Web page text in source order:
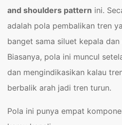
and shoulders pattern ini.
adalah pola pembalikan tren
banget sama siluet kepala dan
Biasanya, pola ini muncul
dan mengindikasikan kalau
berbalik arah jadi tren turun.
Pola ini punya empat